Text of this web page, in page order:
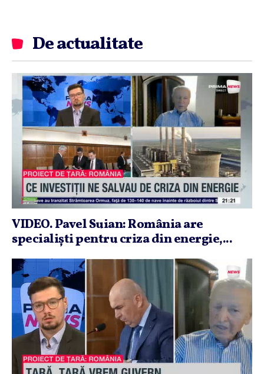
De actualitate
VIDEO. Pavel Suian: România are
specialişti pentru criza din energie,...